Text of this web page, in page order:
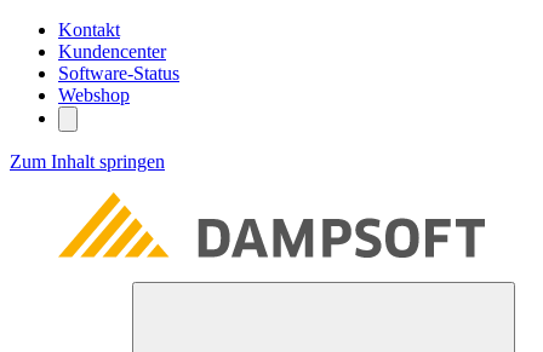
Kontakt
Kundencenter
Software-Status
Webshop
Zum Inhalt springen